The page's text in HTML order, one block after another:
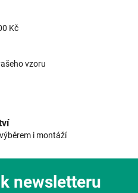
k
ý
Kč
vzoru
i montáží
newsletteru